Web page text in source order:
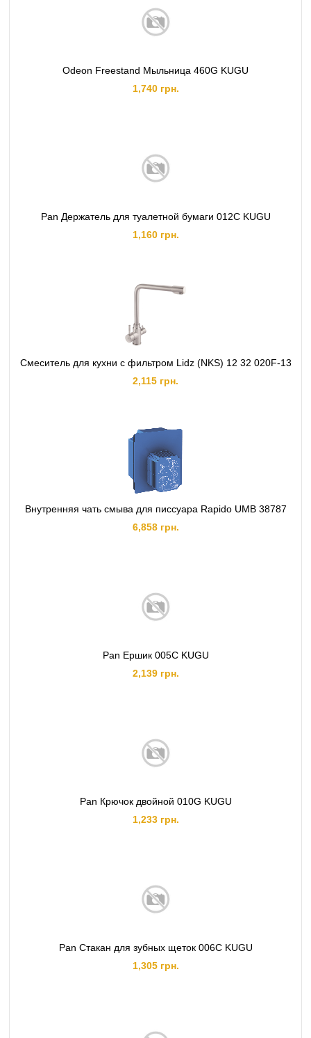
Odeon Freestand Мыльница 460G KUGU
1,740 грн.
Pan Держатель для туалетной бумаги 012C KUGU
1,160 грн.
Смеситель для кухни с фильтром Lidz (NKS) 12 32 020F-13
2,115 грн.
Внутренняя чать смыва для писсуара Rapido UMB 38787
6,858 грн.
Pan Ершик 005C KUGU
2,139 грн.
Pan Крючок двойной 010G KUGU
1,233 грн.
Pan Стакан для зубных щеток 006C KUGU
1,305 грн.